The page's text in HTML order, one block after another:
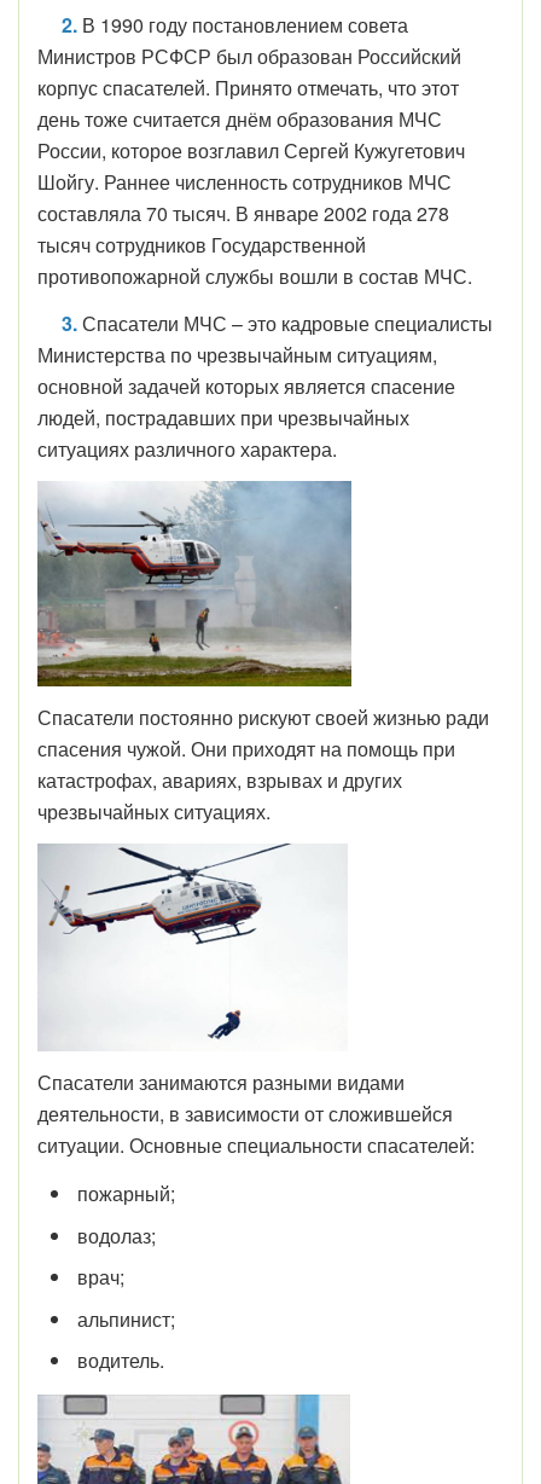
2. В 1990 году постановлением совета
Министров РСФСР был образован Российский
корпус спасателей. Принято отмечать, что этот
день тоже считается днём образования МЧС
России, которое возглавил Сергей Кужугетович
Шойгу. Раннее численность сотрудников МЧС
составляла 70 тысяч. В январе 2002 года 278
тысяч сотрудников Государственной
противопожарной службы вошли в состав МЧС.
3.Спасатели МЧС – это кадровые специалисты
Министерства по чрезвычайным ситуациям,
основной задачей которых является спасение
людей, пострадавших при чрезвычайных
ситуациях различного характера.
Спасатели постоянно рискуют своей жизнью ради
спасения чужой. Они приходят на помощь при
катастрофах, авариях, взрывах и других
чрезвычайных ситуациях.
Спасатели занимаются разными видами
деятельности, в зависимости от сложившейся
ситуации. Основные специальности спасателей:
пожарный;
водолаз;
врач;
альпинист;
водитель.